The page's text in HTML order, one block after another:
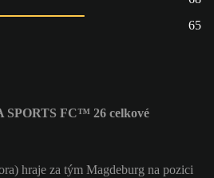
65
SPORTS FC™ 26 celkové
hraje za tým Magdeburg na pozici